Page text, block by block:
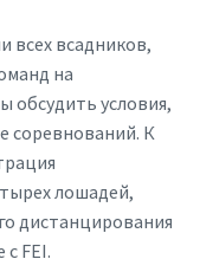
всех всадников,
на
обсудить условия,
соревнований. К
лошадей,
дистанцирования
FEI.